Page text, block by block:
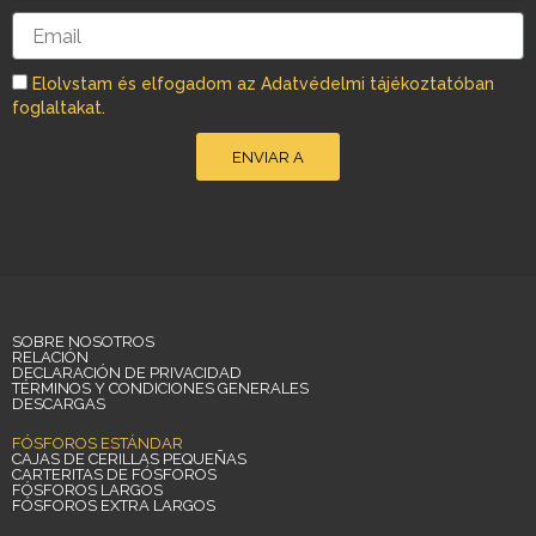
Email
Elolvstam és elfogadom az Adatvédelmi tájékoztatóban
foglaltakat.
ENVIAR A
SOBRE NOSOTROS
RELACIÓN
DECLARACIÓN DE PRIVACIDAD
TÉRMINOS Y CONDICIONES GENERALES
DESCARGAS
FÓSFOROS ESTÁNDAR
CAJAS DE CERILLAS PEQUEÑAS
CARTERITAS DE FÓSFOROS
FÓSFOROS LARGOS
FÓSFOROS EXTRA LARGOS